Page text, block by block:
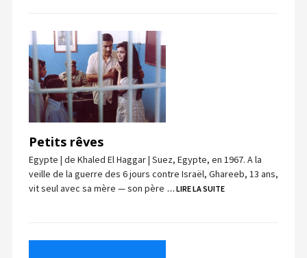
Petits rêves
Egypte | de Khaled El Haggar | Suez, Egypte, en 1967. A la
veille de la guerre des 6 jours contre Israël, Ghareeb, 13 ans,
vit seul avec sa mère — son père … LIRE LA SUITE